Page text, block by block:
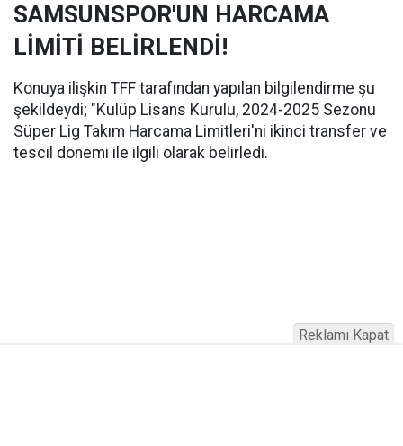
SAMSUNSPOR'UN HARCAMA
LİMİTİ BELİRLENDİ!
Konuya ilişkin TFF tarafından yapılan bilgilendirme şu
şekildeydi; "Kulüp Lisans Kurulu, 2024-2025 Sezonu
Süper Lig Takım Harcama Limitleri'ni ikinci transfer ve
tescil dönemi ile ilgili olarak belirledi.
Reklamı Kapat